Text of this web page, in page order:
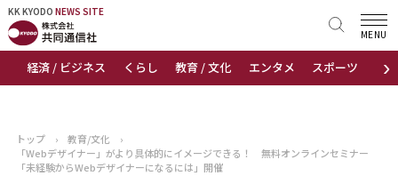
KK KYODO NEWS SITE
›
経済 / ビジネス くらし 教育 / 文化 エンタメ スポーツ 地域
MENU
KK KYODONEWS SITE
トップページ
ニュース
トップ › 教育/文化
›
「Webデザイナー」がより具体的にイメージできる！ 無料オンラインセミナー
「未経験からWebデザイナーになるには」開催